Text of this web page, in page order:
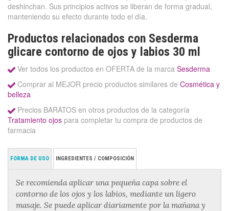
deshinchan. Sus principios activos se liberan de forma gradual,
manteniendo su efecto durante todo el día.
Productos relacionados con Sesderma
glicare contorno de ojos y labios 30 ml
Ver todos los productos en OFERTA de la marca Sesderma
Comprar al MEJOR precio productos similares de Cosmética y
belleza
Precios BARATOS en otros productos de la categoría
Tratamiento ojos para completar tu compra de productos de
farmacia
FORMA DE USO INGREDIENTES / COMPOSICIÓN
Se recomienda aplicar una pequeña capa sobre el
contorno de los ojos y los labios, mediante un ligero
masaje. Se puede aplicar diariamente por la mañana y